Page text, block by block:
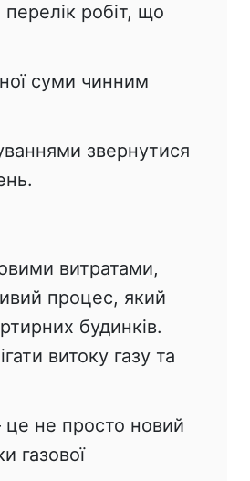
робіт, що
суми чинним
звернутися
витратами,
процес, який
будинків.
витоку газу та
це не просто новий
газової